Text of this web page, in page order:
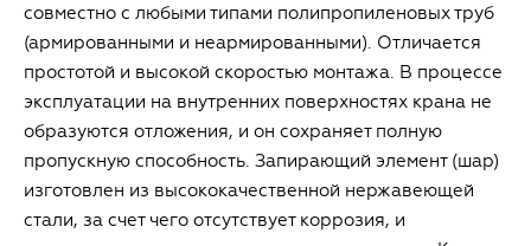
совместно с любыми типами полипропиленовых труб
(армированными и неармированными). Отличается
простотой и высокой скоростью монтажа. В процессе
эксплуатации на внутренних поверхностях крана не
образуются отложения, и он сохраняет полную
пропускную способность. Запирающий элемент (шар)
изготовлен из высококачественной нержавеющей
стали, за счет чего отсутствует коррозия, и